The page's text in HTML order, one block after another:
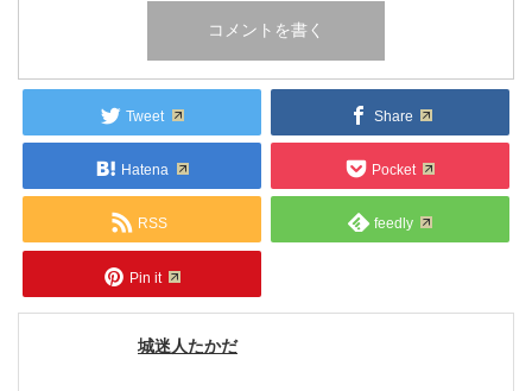
Tweet Share
Hatena Pocket
RSS feedly
Pin it
城迷人たかだ